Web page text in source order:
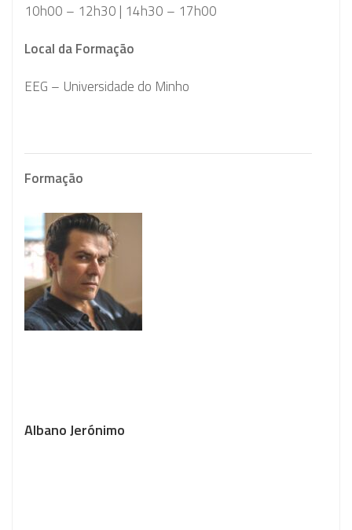
10h00 – 12h30 | 14h30 – 17h00
Local da Formação
EEG – Universidade do Minho
Formação
Albano Jerónimo